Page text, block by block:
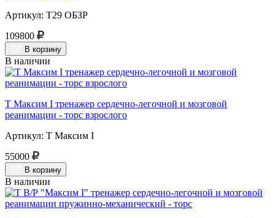
Артикул: Т29 ОБЗР
109800
В корзину
В наличии
Т Максим I тренажер сердечно-легочной и мозговой
реанимации - торс взрослого
Артикул: Т Максим I
55000
В корзину
В наличии